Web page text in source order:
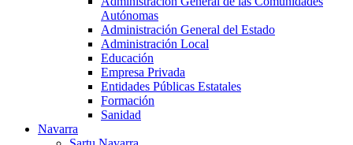
Autónomas
Administración General del Estado
Administración Local
Educación
Empresa Privada
Entidades Públicas Estatales
Formación
Sanidad
Navarra